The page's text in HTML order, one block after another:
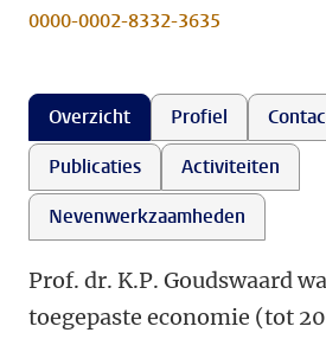
0000-0002-8332-3635
Overzicht Profiel
Publicaties
Activiteiten
Nevenwerkzaamheden
Prof. dr. K.P. Goudswaard
toegepaste economie (tot